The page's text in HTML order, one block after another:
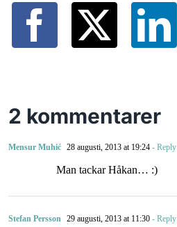
2 kommentarer
Mensur Muhić 28 augusti, 2013 at 19:24- Reply
Man tackar Håkan… :)
Stefan Persson 29 augusti, 2013 at 11:30- Reply